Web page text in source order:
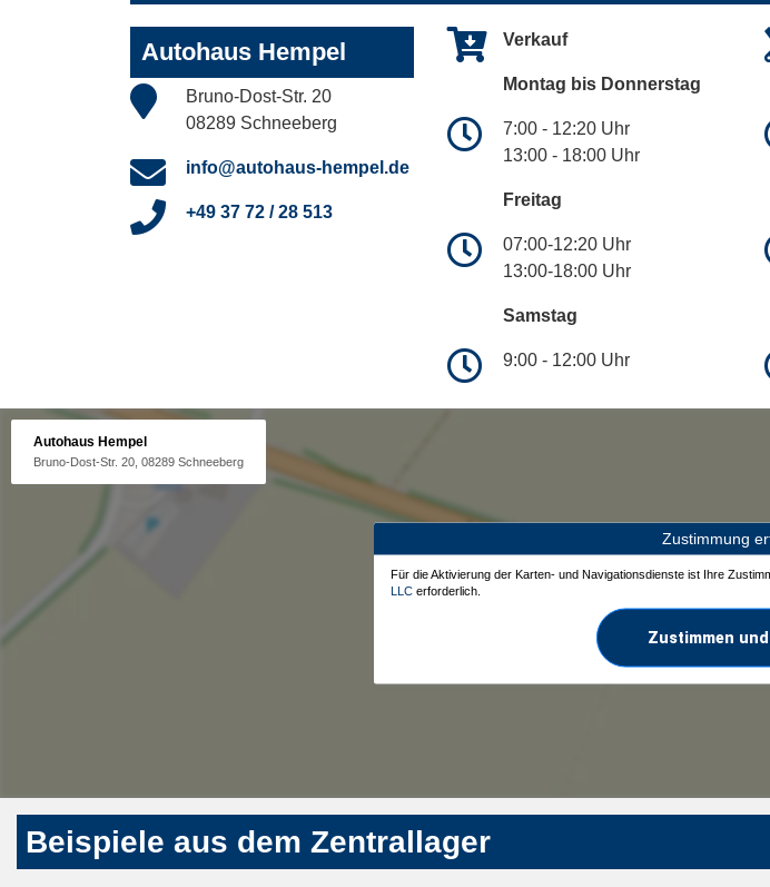
Autohaus Hempel
Bruno-Dost-Str. 20
08289 Schneeberg
info@autohaus-hempel.de
+49 37 72 / 28 513
Verkauf
Montag bis Donnerstag
7:00 - 12:20 Uhr
13:00 - 18:00 Uhr
Freitag
07:00-12:20 Uhr
13:00-18:00 Uhr
Samstag
9:00 - 12:00 Uhr
Autohaus Hempel
Bruno-Dost-Str. 20, 08289 Schneeberg
Zustimmung
Für die Aktivierung der Karten- und Navigationsdienste ist Ihre
LLC erforderlich.
Zustimmen
Beispiele aus dem Zentrallager